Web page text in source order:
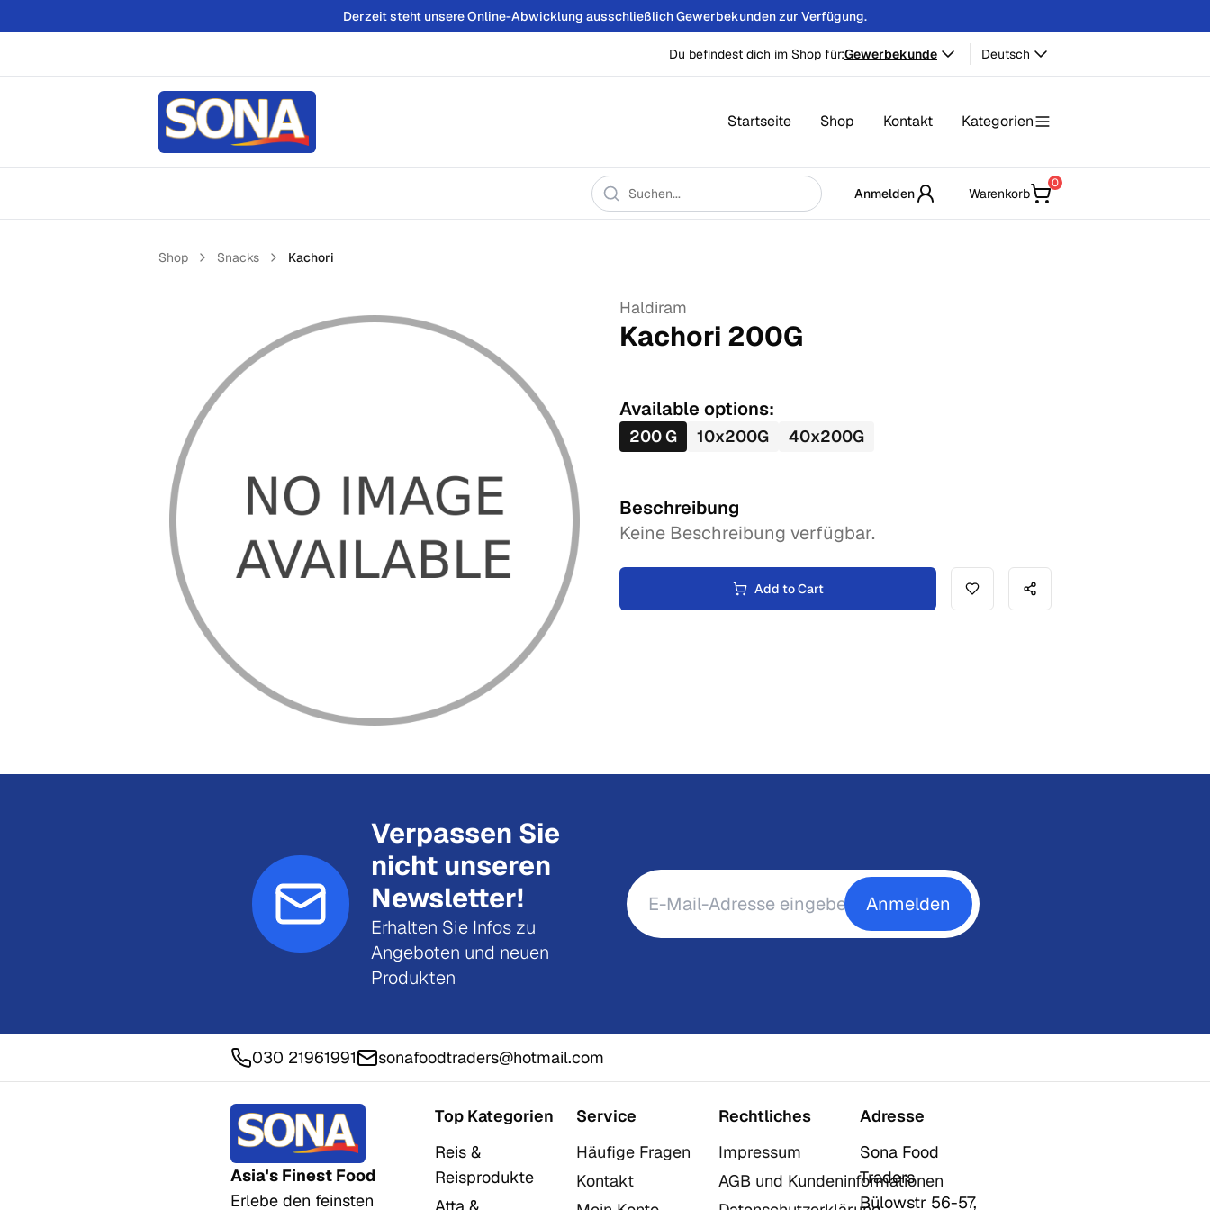
Derzeit steht unsere Online-Abwicklung ausschließlich Gewerbekunden zur Verfügung.
Du befindest dich im Shop für:Gewerbekunde Deutsch
Startseite Shop Kontakt Kategorien
Anmelden Warenkorb
0
Shop Snacks Kachori
Haldiram
Kachori 200G
Available options:
200G 10x200G 40x200G
Beschreibung
Keine Beschreibung verfügbar.
Add to Cart
Verpassen Sie
nicht unseren
Newsletter!
Erhalten Sie Infos zu
Angeboten und neuen
Produkten
Anmelden
030 21961991 sonafoodtraders@hotmail.com
Asia's Finest Food
Erlebe den feinsten
Top Kategorien
Reis &
Reisprodukte
Atta &
Service
Häufige Fragen
Kontakt
Rechtliches
Impressum
AGB und Kundeninformationen
Adresse
Sona Food
Traders
Bülowstr 56-57,